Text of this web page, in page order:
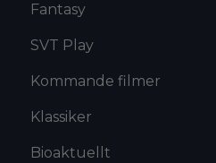
Fantasy
SVT Play
Kommande filmer
Klassiker
Bioaktuellt